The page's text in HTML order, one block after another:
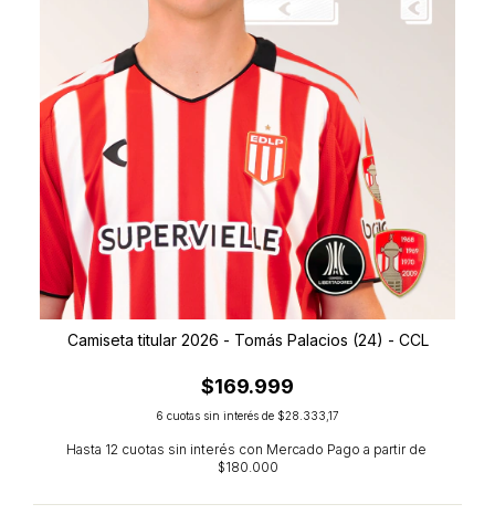
Camiseta titular 2026 - Tomás Palacios (24) - CCL
$169.999
6 cuotas sin interés de $28.333,17